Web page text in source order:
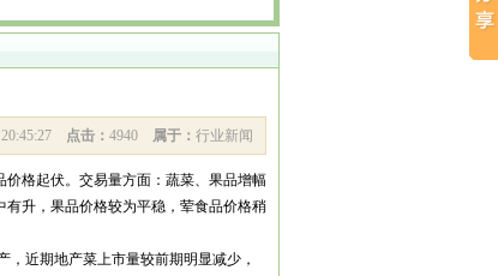
20:45:27 点击： 4940 属于： 行业新闻
格起伏。交易量方面：蔬菜、果品增幅
升，果品价格较为平稳，荤食品价格稍
近期地产菜上市量较前期明显减少，